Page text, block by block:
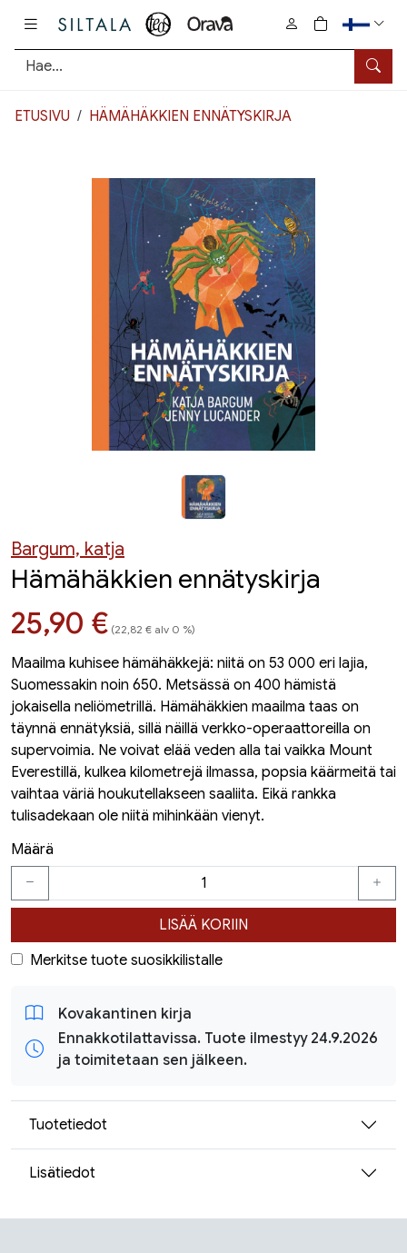
Hae
0
tuotetta
ETUSIVU HÄMÄHÄKKIEN ENNÄTYSKIRJA
Bargum, katja
Hämähäkkien ennätyskirja
Hinta nyt
25,90 € (22,82 € alv 0 %)
Maailma kuhisee hämähäkkejä: niitä on 53 000 eri lajia,
Suomessakin noin 650. Metsässä on 400 hämistä
jokaisella neliömetrillä. Hämähäkkien maailma taas on
täynnä ennätyksiä, sillä näillä verkko-operaattoreilla on
supervoimia. Ne voivat elää veden alla tai vaikka Mount
Everestillä, kulkea kilometrejä ilmassa, popsia käärmeitä tai
vaihtaa väriä houkutellakseen saaliita. Eikä rankka
tulisadekaan ole niitä mihinkään vienyt.
Määrä
LISÄÄ KORIIN
Merkitse tuote suosikkilistalle
Kovakantinen kirja
Ennakkotilattavissa. Tuote ilmestyy 24.9.2026
ja toimitetaan sen jälkeen.
Tuotetiedot
Lisätiedot